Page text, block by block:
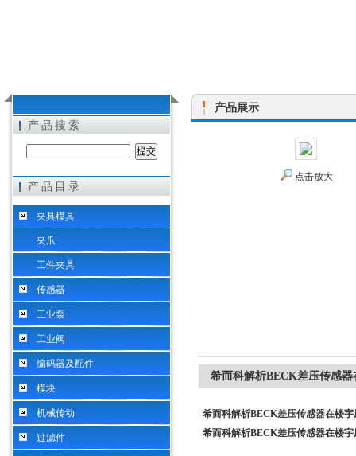
希而科工业控制设备（上海）有限公司
产品搜索
产品目录
夹具模具
夹爪
工件夹具
传感器
工业泵
工业阀
编码器及配件
模块
机械传动
过滤件
产品展示
点击放大
希而科解析BECK差压传感
希而科解析BECK差压传感器在楼宇
希而科解析BECK差压传感器在楼宇